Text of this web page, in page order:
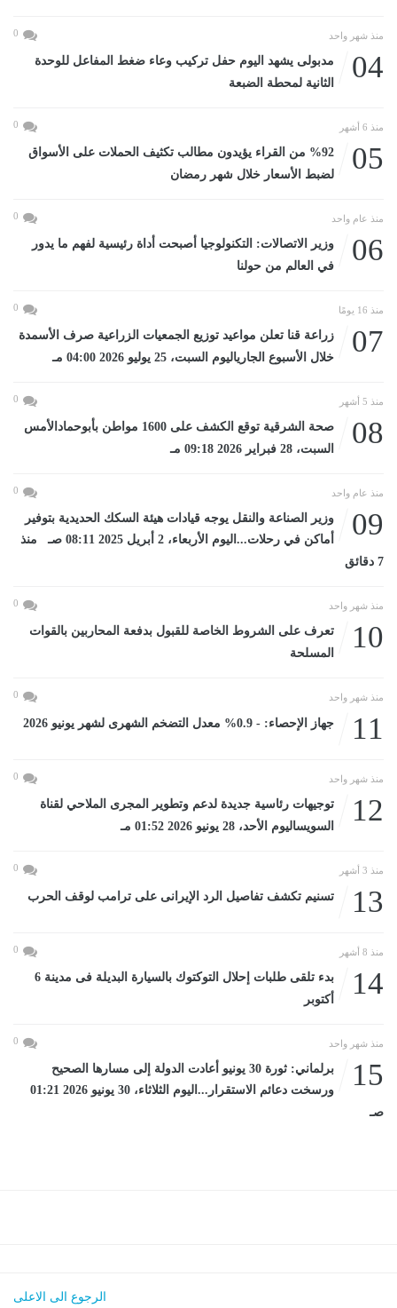
منذ شهر واحد 0
04
مدبولى يشهد اليوم حفل تركيب وعاء ضغط المفاعل للوحدة
الثانية لمحطة الضبعة
منذ 6 أشهر 0
05
%92 من القراء يؤيدون مطالب تكثيف الحملات على الأسواق
لضبط الأسعار خلال شهر رمضان
منذ عام واحد 0
06
وزير الاتصالات: التكنولوجيا أصبحت أداة رئيسية لفهم ما يدور
في العالم من حولنا
منذ 16 يومًا 0
07
زراعة قنا تعلن مواعيد توزيع الجمعيات الزراعية صرف الأسمدة
خلال الأسبوع الجارياليوم السبت، 25 يوليو 2026 04:00 مـ
منذ 5 أشهر 0
08
صحة الشرقية توقع الكشف على 1600 مواطن بأبوحمادالأمس
السبت، 28 فبراير 2026 09:18 مـ
منذ عام واحد 0
09
وزير الصناعة والنقل يوجه قيادات هيئة السكك الحديدية بتوفير
أماكن في رحلات...اليوم الأربعاء، 2 أبريل 2025 08:11 صـ منذ
7 دقائق
منذ شهر واحد 0
10
تعرف على الشروط الخاصة للقبول بدفعة المحاربين بالقوات
المسلحة
منذ شهر واحد 0
11 جهاز الإحصاء: - 0.9% معدل التضخم الشهرى لشهر يونيو 2026
منذ شهر واحد 0
12
توجيهات رئاسية جديدة لدعم وتطوير المجرى الملاحي لقناة
السويساليوم الأحد، 28 يونيو 2026 01:52 مـ
منذ 3 أشهر 0
13 تسنيم تكشف تفاصيل الرد الإيرانى على ترامب لوقف الحرب
منذ 8 أشهر 0
14
بدء تلقى طلبات إحلال التوكتوك بالسيارة البديلة فى مدينة 6
أكتوبر
منذ شهر واحد 0
15
برلماني: ثورة 30 يونيو أعادت الدولة إلى مسارها الصحيح
ورسخت دعائم الاستقرار...اليوم الثلاثاء، 30 يونيو 2026 01:21
صـ
الرجوع الى الاعلى